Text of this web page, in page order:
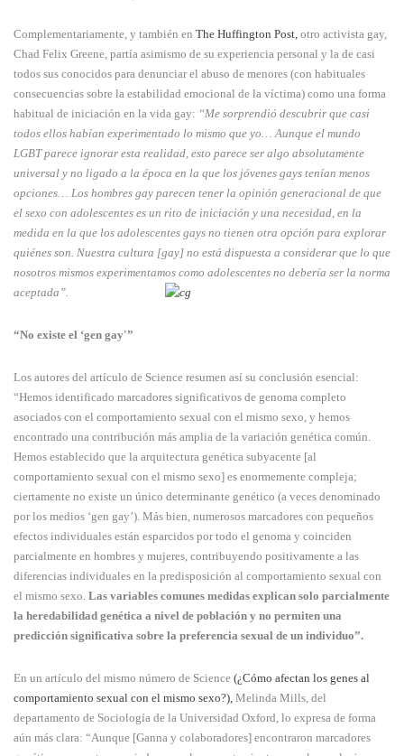
Complementariamente, y también en The Huffington Post, otro activista gay,
Chad Felix Greene, partía asimismo de su experiencia personal y la de casi
todos sus conocidos para denunciar el abuso de menores (con habituales
consecuencias sobre la estabilidad emocional de la víctima) como una forma
habitual de iniciación en la vida gay: “Me sorprendió descubrir que casi
todos ellos habían experimentado lo mismo que yo… Aunque el mundo
LGBT parece ignorar esta realidad, esto parece ser algo absolutamente
universal y no ligado a la época en la que los jóvenes gays tenían menos
opciones… Los hombres gay parecen tener la opinión generacional de que
el sexo con adolescentes es un rito de iniciación y una necesidad, en la
medida en la que los adolescentes gays no tienen otra opción para explorar
quiénes son. Nuestra cultura [gay] no está dispuesta a considerar que lo que
nosotros mismos experimentamos como adolescentes no debería ser la norma
aceptada”.
“No existe el ‘gen gay'”
Los autores del artículo de Science resumen así su conclusión esencial:
“Hemos identificado marcadores significativos de genoma completo
asociados con el comportamiento sexual con el mismo sexo, y hemos
encontrado una contribución más amplia de la variación genética común.
Hemos establecido que la arquitectura genética subyacente [al
comportamiento sexual con el mismo sexo] es enormemente compleja;
ciertamente no existe un único determinante genético (a veces denominado
por los medios ‘gen gay’). Más bien, numerosos marcadores con pequeños
efectos individuales están esparcidos por todo el genoma y coinciden
parcialmente en hombres y mujeres, contribuyendo positivamente a las
diferencias individuales en la predisposición al comportamiento sexual con
el mismo sexo. Las variables comunes medidas explican solo parcialmente
la heredabilidad genética a nivel de población y no permiten una
predicción significativa sobre la preferencia sexual de un individuo”.
En un artículo del mismo número de Science (¿Cómo afectan los genes al
comportamiento sexual con el mismo sexo?), Melinda Mills, del
departamento de Sociología de la Universidad Oxford, lo expresa de forma
aún más clara: “Aunque [Ganna y colaboradores] encontraron marcadores